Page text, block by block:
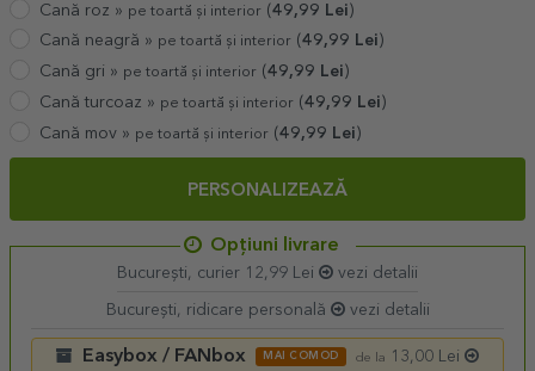
Cană roz » pe toartă și interior (49,99 Lei)
Cană neagră » pe toartă și interior (49,99 Lei )
Cană gri » pe toartă și interior (49,99 Lei )
Cană turcoaz » pe toartă și interior (49,99 Lei)
Cană mov » pe toartă și interior (49,99 Lei)
PERSONALIZEAZĂ
Opțiuni livrare
București, curier 12,99 Lei vezi detalii
București, ridicare personală vezi detalii
Easybox / FANbox MAI COMOD de la
13,00 Lei